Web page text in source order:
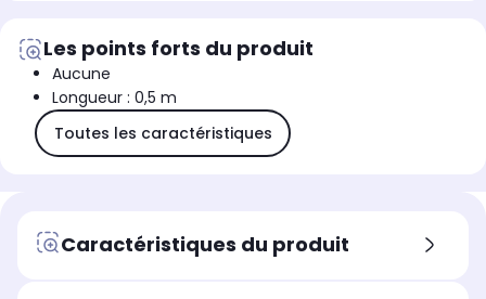
Les points forts du produit
Aucune
Longueur : 0,5 m
Toutes les caractéristiques
Caractéristiques du produit